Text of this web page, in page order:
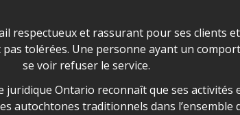
respectueux et rassurant pour ses clients
tolérées. Une personne ayant un
se voir refuser le service.
Ontario reconnaît que ses activités
autochtones traditionnels dans l’ensemble